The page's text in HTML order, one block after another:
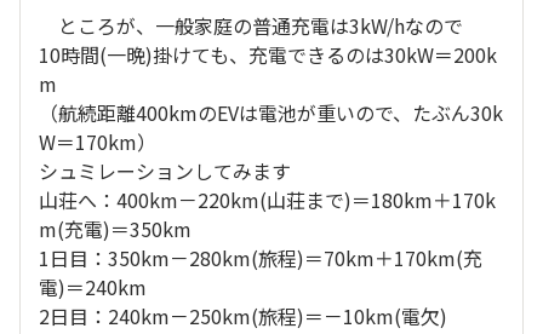
ところが、一般家庭の普通充電は3kW/hなので
10時間(一晩)掛けても、充電できるのは30kW＝200k
m
（航続距離400kmのEVは電池が重いので、たぶん30k
W＝170km）
シュミレーションしてみます
山荘へ：400km－220km(山荘まで)＝180km＋170k
m(充電)＝350km
1日目：350km－280km(旅程)＝70km＋170km(充
電)＝240km
2日目：240km－250km(旅程)＝－10km(電欠)